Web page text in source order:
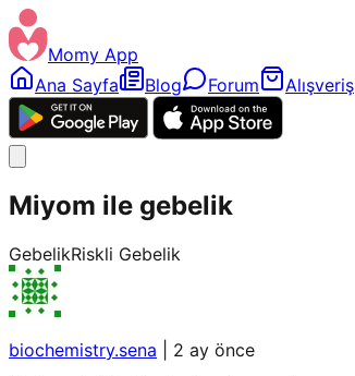
Momy App
Ana Sayfa
Blog Forum Alışveriş
Miyom ile gebelik
GebelikRiskli Gebelik
biochemistry.sena
2 ay önce